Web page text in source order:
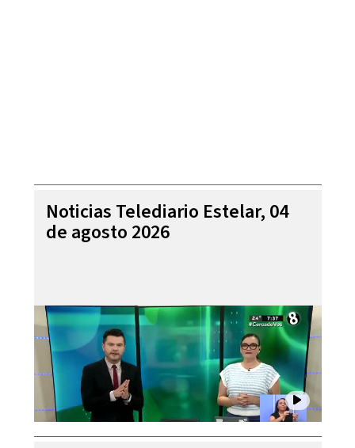
Noticias Telediario Estelar, 04
de agosto 2026